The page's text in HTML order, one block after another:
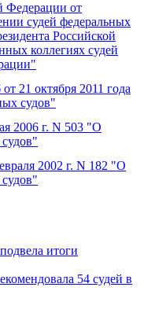
Федерации от
судей федеральных
Российской
коллегиях судей
21 октября 2011 года
судов"
2006 г. N 503 "О
2002 г. N 182 "О
итоги
54 судей в